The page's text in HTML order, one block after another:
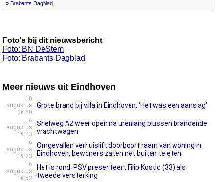
» Brabants Dagblad
Foto's bij dit nieuwsbericht
Foto: BN DeStem
Foto: Brabants Dagblad
Meer nieuws uit Eindhoven
10
augustus
06:20
Grote brand bij villa in Eindhoven: ‘Het was een aanslag’
6
augustus
19:43
Snelweg A2 weer open na urenlang blussen brandende
vrachtwagen
6
augustus
19:23
Omgevallen verhuislift doorboort raam van woning in
Eindhoven: bewoners zaten net buiten te eten
6
augustus
16:52
Het is rond: PSV presenteert Filip Kostic (33) als
tweede versterking